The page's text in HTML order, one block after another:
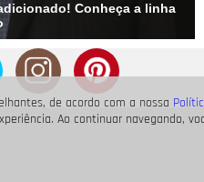
de acordo com a nossa
Ao continuar navegando,
Conheça a linha